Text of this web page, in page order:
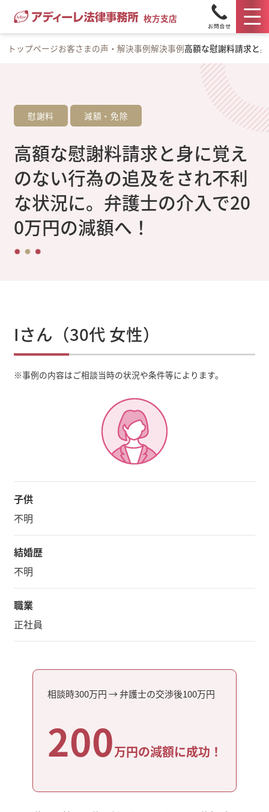
枚方支店
トップページお客さまの声・解決事例解決事例高額な慰謝料請求と
慰謝料 減額・免除
高額な慰謝料請求と身に覚え
のない行為の追及をされ不利
な状況に。弁護士の介入で20
0万円の減額へ！
Iさん（30代 女性）
※事例の内容はご相談当時の状況や条件等によります。
子供
不明
結婚歴
不明
職業
正社員
相談時300万円 → 弁護士の交渉後100万円
200万円の減額に成功！